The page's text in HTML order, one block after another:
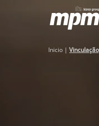
Inicio |